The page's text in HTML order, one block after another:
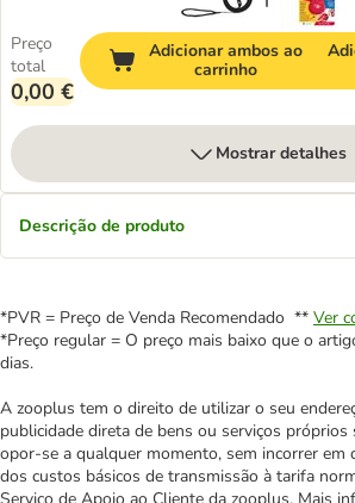
Preço
total
0,00 €
Adicionar ambos ao
carrinho
Mostrar detalhes
Descrição de produto
*PVR = Preço de Venda Recomendado ** Ver
*Preço regular = O preço mais baixo que o
dias.
A zooplus tem o direito de utilizar o seu
publicidade direta de bens ou serviços próprios
opor-se a qualquer momento, sem incorrer em
dos custos básicos de transmissão à tarifa